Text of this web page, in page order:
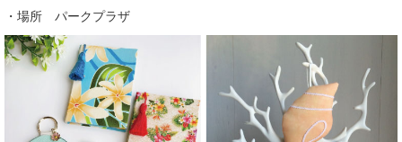
・場所 パークプラザ